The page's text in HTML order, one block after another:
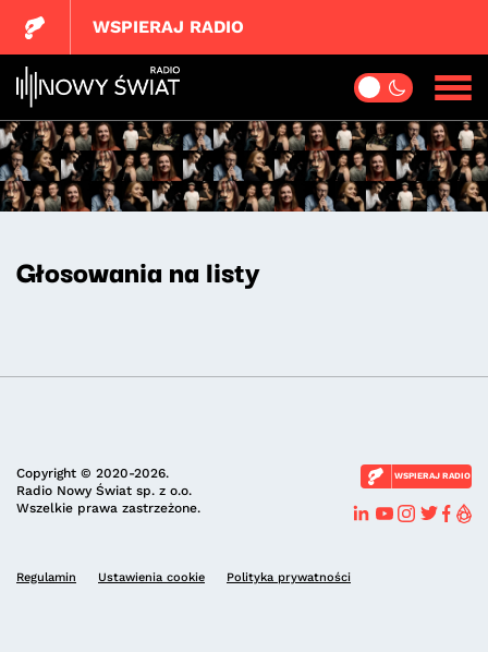
WSPIERAJ RADIO
Głosowania na listy
Copyright © 2020-2026.
Radio Nowy Świat sp. z o.o.
Wszelkie prawa zastrzeżone.
WSPIERAJ RADIO
Regulamin Ustawienia cookie Polityka prywatności